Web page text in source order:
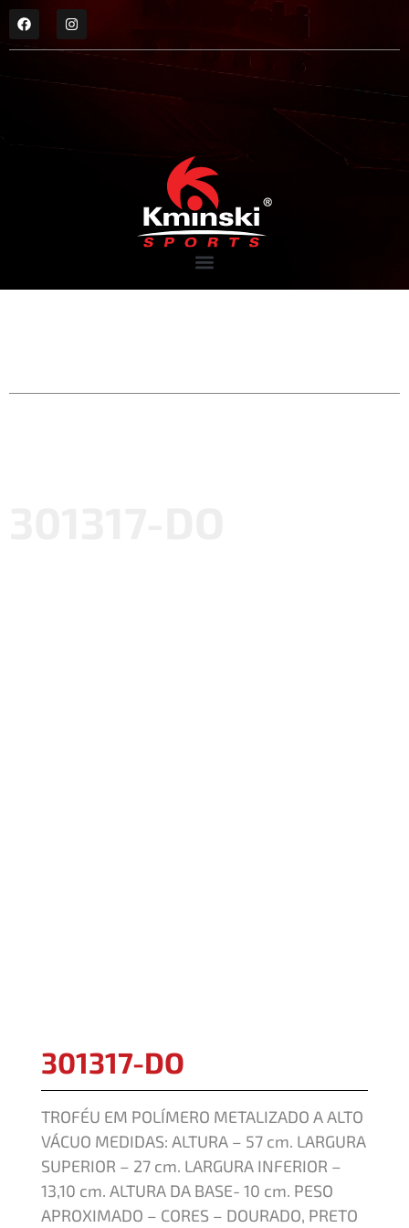
301317-DO
TROFÉU EM POLÍMERO METALIZADO A ALTO
VÁCUO MEDIDAS: ALTURA – 57 cm. LARGURA
SUPERIOR – 27 cm. LARGURA INFERIOR –
13,10 cm. ALTURA DA BASE- 10 cm. PESO
APROXIMADO – CORES – DOURADO, PRETO